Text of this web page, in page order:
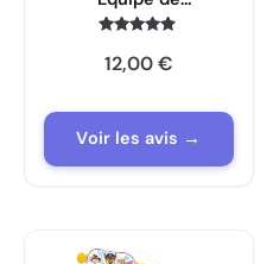
secouristes, Les
Personnages
4.7
sur 5
12,00€
Voir les avis →